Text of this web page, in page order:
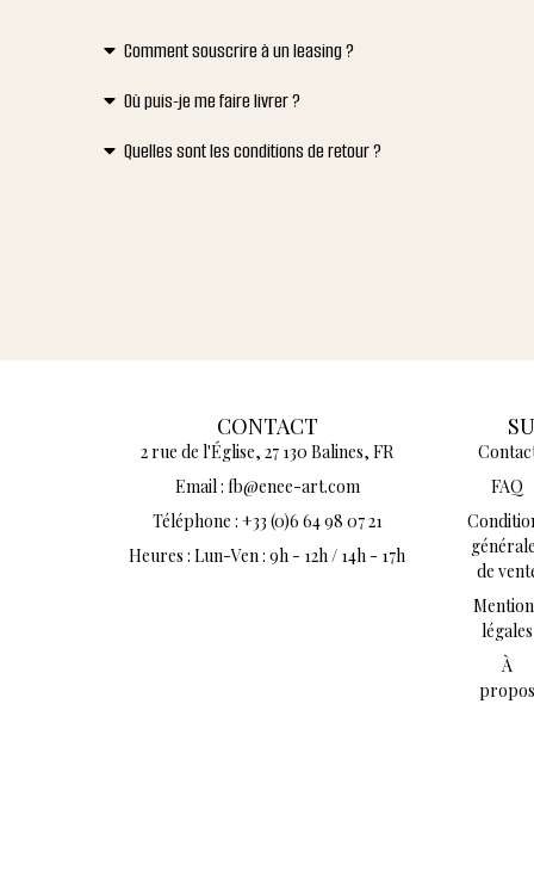
Comment souscrire à un leasing ?
Où puis-je me faire livrer ?
Quelles sont les conditions de retour ?
FAQ
de
légales
À
CONTACT
2 rue de l'Église, 27 130 Balines, FR
Email : fb@enee-art.com
Téléphone : +33 (0)6 64 98 07 21
Heures : Lun-Ven : 9h - 12h / 14h - 17h